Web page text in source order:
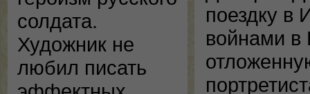
солдата.
Художник не
любил писать
поездку в
войнами в